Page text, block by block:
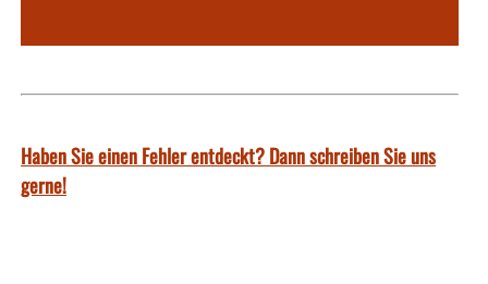
Haben Sie einen Fehler entdeckt? Dann schreiben Sie uns
gerne!